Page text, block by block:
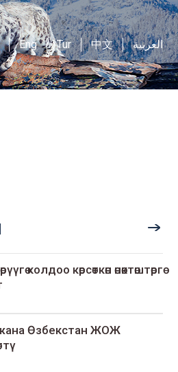
Eng Tur 中文 العربية
колдоо көрсөткөн өнөктөштөргө
Өзбекстан ЖОЖ